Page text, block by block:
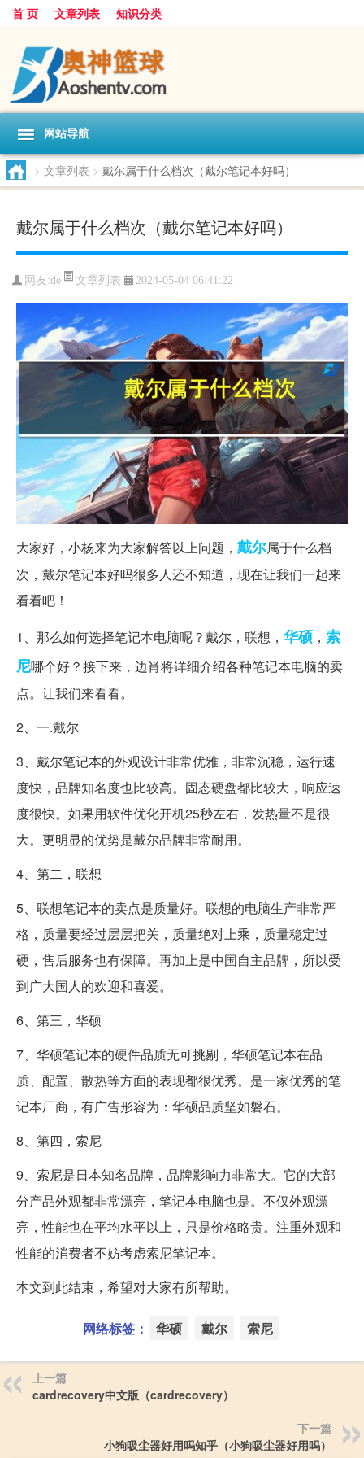
首 页 文章列表 知识分类
网站导航
> 文章列表 > 戴尔属于什么档次（戴尔笔记本好吗）
戴尔属于什么档次（戴尔笔记本好吗）
网友:de 文章列表 2024-05-04 06:41:22
大家好，小杨来为大家解答以上问题， 戴尔属于什么档
次，戴尔笔记本好吗很多人还不知道，现在让我们一起来
看看吧！
1、那么如何选择笔记本电脑呢？戴尔，联想， 华硕， 索
尼哪个好？接下来，边肖将详细介绍各种笔记本电脑的卖
点。让我们来看看。
2、一.戴尔
3、戴尔笔记本的外观设计非常优雅，非常沉稳，运行速
度快，品牌知名度也比较高。固态硬盘都比较大，响应速
度很快。如果用软件优化开机25秒左右，发热量不是很
大。更明显的优势是戴尔品牌非常耐用。
4、第二，联想
5、联想笔记本的卖点是质量好。联想的电脑生产非常严
格，质量要经过层层把关，质量绝对上乘，质量稳定过
硬，售后服务也有保障。再加上是中国自主品牌，所以受
到广大国人的欢迎和喜爱。
6、第三，华硕
7、华硕笔记本的硬件品质无可挑剔，华硕笔记本在品
质、配置、散热等方面的表现都很优秀。是一家优秀的笔
记本厂商，有广告形容为：华硕品质坚如磐石。
8、第四，索尼
9、索尼是日本知名品牌，品牌影响力非常大。它的大部
分产品外观都非常漂亮，笔记本电脑也是。不仅外观漂
亮，性能也在平均水平以上，只是价格略贵。注重外观和
性能的消费者不妨考虑索尼笔记本。
本文到此结束，希望对大家有所帮助。
网络标签： 华硕 戴尔 索尼
上一篇
cardrecovery中文版（cardrecovery）
下一篇
小狗吸尘器好用吗知乎（小狗吸尘器好用吗）